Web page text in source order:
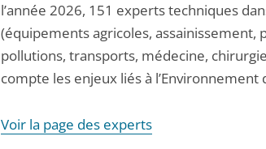
l’année 2026, 151 experts techniques
(équipements agricoles, assainissement,
pollutions, transports, médecine,
compte les enjeux liés à
Voir la page des experts